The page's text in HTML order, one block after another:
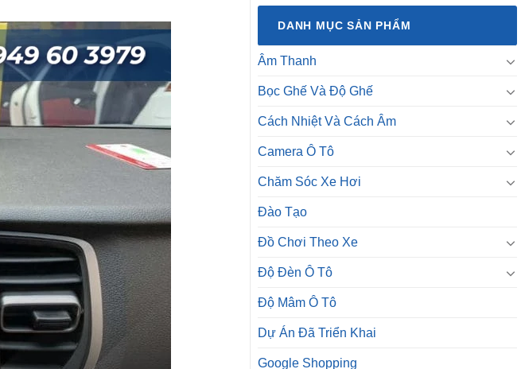
DANH MỤC SẢN PHẨM
Âm Thanh
Bọc Ghế Và Độ Ghế
Cách Nhiệt Và Cách Âm
Camera Ô Tô
Chăm Sóc Xe Hơi
Đào Tạo
Đồ Chơi Theo Xe
Độ Đèn Ô Tô
Độ Mâm Ô Tô
Dự Án Đã Triển Khai
Google Shopping